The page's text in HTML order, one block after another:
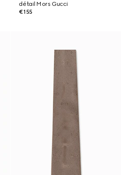
détail Mors Gucci
€155